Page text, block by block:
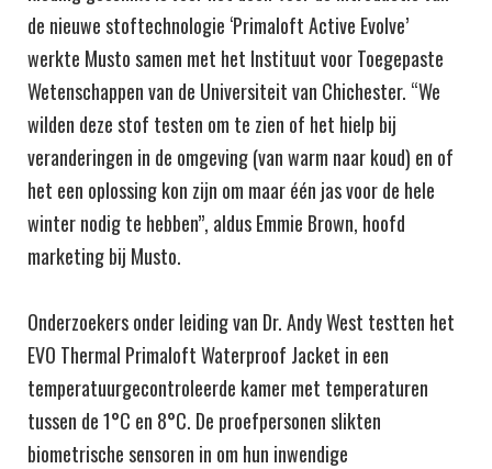
de nieuwe stoftechnologie ‘Primaloft Active Evolve’
werkte Musto samen met het Instituut voor Toegepaste
Wetenschappen van de Universiteit van Chichester. “We
wilden deze stof testen om te zien of het hielp bij
veranderingen in de omgeving (van warm naar koud) en of
het een oplossing kon zijn om maar één jas voor de hele
winter nodig te hebben”, aldus Emmie Brown, hoofd
marketing bij Musto.
Onderzoekers onder leiding van Dr. Andy West testten het
EVO Thermal Primaloft Waterproof Jacket in een
temperatuurgecontroleerde kamer met temperaturen
tussen de 1°C en 8°C. De proefpersonen slikten
biometrische sensoren in om hun inwendige